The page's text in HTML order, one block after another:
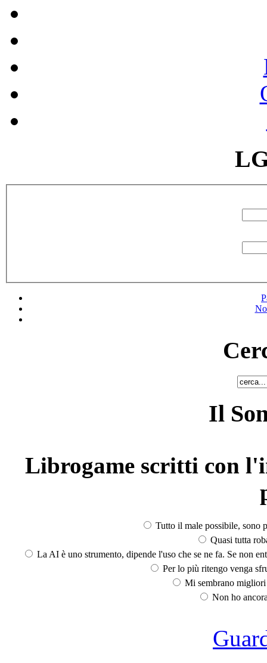
Il
Librogame scritti con
Tutto il male possibile, sono
Quasi tutta
La AI è uno strumento, dipende l'uso che se ne fa. Se non
Per lo più ritengo venga
Mi sembrano
Non ho